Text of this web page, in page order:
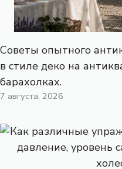
Советы опытного
в стиле деко на
барахолках.
7 августа, 2026